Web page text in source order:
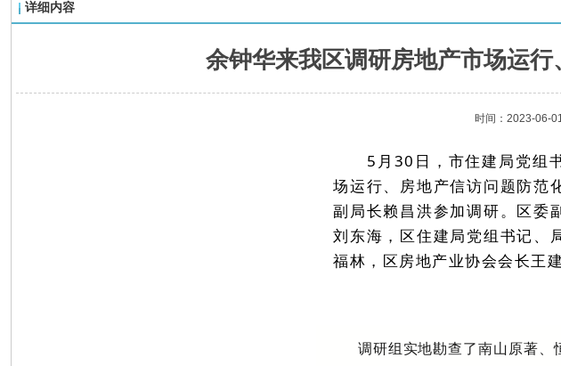
详细内容
余钟华来我区调研房地产市场运
时间：2023-06-
5月30日，市住建局党组
场运行、房地产信访问题防范
副局长赖昌洪参加调研。区委
刘东海，区住建局党组书记、
福林，区房地产业协会会长王
调研组实地勘查了南山原著